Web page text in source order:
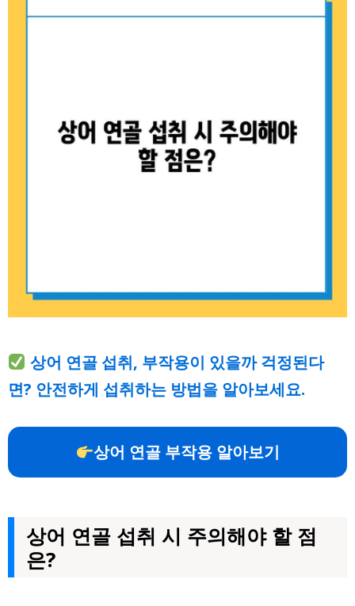
상어 연골 섭취, 부작용이 있을까 걱정된다
면? 안전하게 섭취하는 방법을 알아보세요.
상어 연골 부작용 알아보기
상어 연골 섭취 시 주의해야 할 점
은?